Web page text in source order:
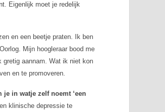
Eigenlijk moet je redelijk
en een beetje praten. Ik ben
Mijn hoogleraar bood me
gretig aannam. Wat ik niet kon
en te promoveren.
je in watje zelf noemt ‘een
klinische depressie te